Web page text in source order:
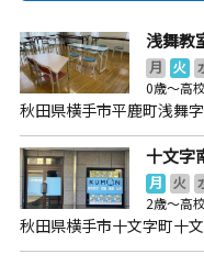
浅舞教
月 火
0歳～高
秋田県横手市平鹿町浅舞
十文字
月 火
2歳～高
秋田県横手市十文字町十